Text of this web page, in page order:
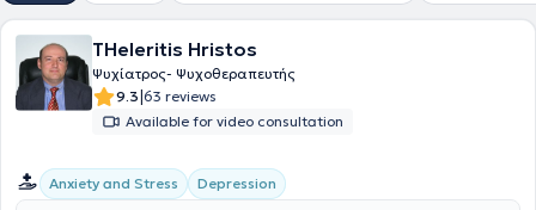
THeleritis Hristos
Ψυχίατρος- Ψυχοθεραπευτής
9.3|63 reviews
Available for video consultation
Anxiety and Stress Depression